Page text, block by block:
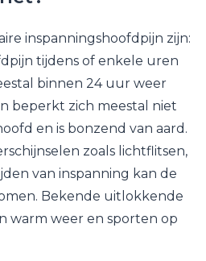
inspanningshoofdpijn zijn:
tijdens of enkele uren
binnen 24 uur weer
beperkt zich meestal niet
en is bonzend van aard.
zoals lichtflitsen,
van inspanning kan de
Bekende uitlokkende
warm weer en sporten op